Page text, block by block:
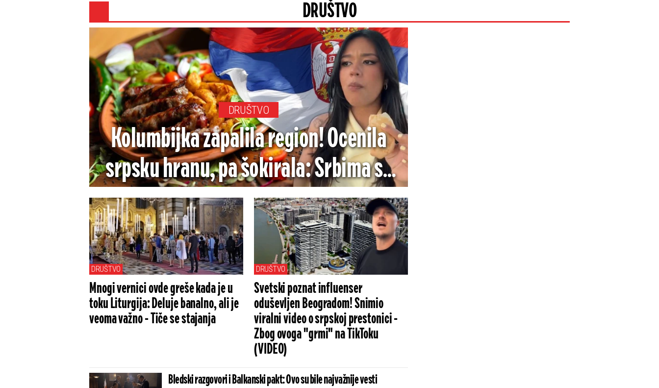
DRUŠTVO
DRUŠTVO
Kolumbijka zapalila region! Ocenila
srpsku hranu, pa šokirala: Srbima se
ovo neće baš dopasti (VIDEO)
DRUŠTVO
Mnogi vernici ovde greše kada je u
toku Liturgija: Deluje banalno, ali je
veoma važno - Tiče se stajanja
DRUŠTVO
Svetski poznat influenser
oduševljen Beogradom! Snimio
viralni video o srpskoj prestonici -
Zbog ovoga "grmi" na TikToku
(VIDEO)
Bledski razgovori i Balkanski pakt: Ovo su bile najvažnije vesti